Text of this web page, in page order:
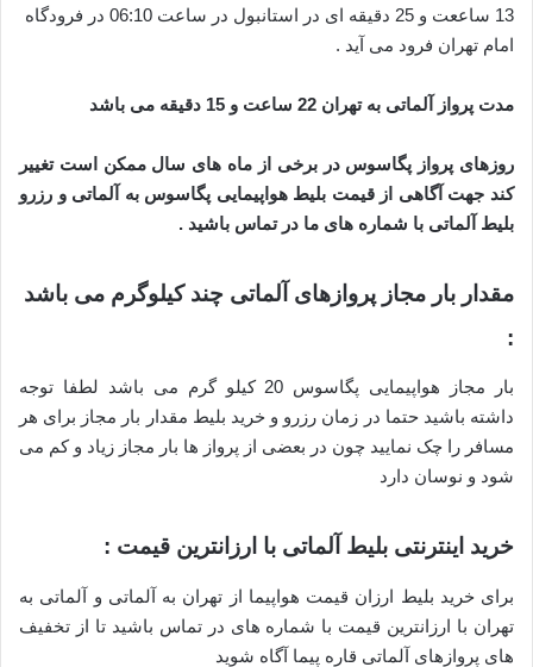
13 ساععت و 25 دقیقه ای در استانبول در ساعت 06:10 در فرودگاه
امام تهران فرود می آید .
مدت پرواز آلماتی به تهران 22 ساعت و 15 دقیقه می باشد
روزهای پرواز پگاسوس در برخی از ماه های سال ممکن است تغییر
کند جهت آگاهی از قیمت بلیط هواپیمایی پگاسوس به آلماتی و رزرو
بلیط آلماتی با شماره های ما در تماس باشید .
مقدار بار مجاز پروازهای آلماتی چند کیلوگرم می باشد
:
بار مجاز هواپیمایی پگاسوس 20 کیلو گرم می باشد لطفا توجه
داشته باشید حتما در زمان رزرو و خرید بلیط مقدار بار مجاز برای هر
مسافر را چک نمایید چون در بعضی از پرواز ها بار مجاز زیاد و کم می
شود و نوسان دارد
خرید اینترنتی بلیط آلماتی با ارزانترین قیمت :
برای خرید بلیط ارزان قیمت هواپیما از تهران به آلماتی و آلماتی به
تهران با ارزانترین قیمت با شماره های در تماس باشید تا از تخفیف
های پروازهای آلماتی قاره پیما آگاه شوید